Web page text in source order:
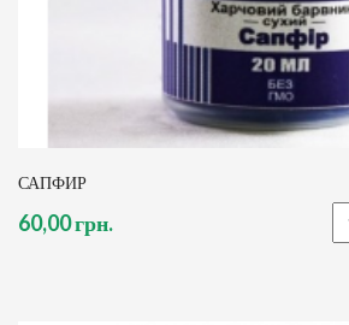
САПФИР
60,00 грн.